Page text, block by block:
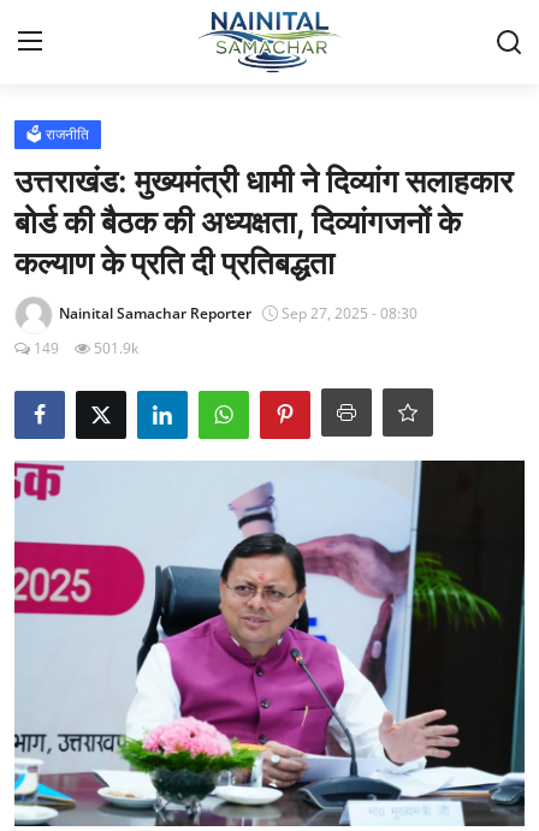
Login
Home
🏔️ स्थानीय समाचार
🗳️ राजनीति
🌍 अंतर्राष्ट्रीय समाचार
💼 व्यापार और अर्थव्यवस्था
🗳️ राजनीति
उत्तराखंड: मुख्यमंत्री धामी ने दिव्यांग सलाहकार
बोर्ड की बैठक की अध्यक्षता, दिव्यांगजनों के
कल्याण के प्रति दी प्रतिबद्धता
Nainital Samachar Reporter
Sep 27, 2025 - 08:30
149
501.9k